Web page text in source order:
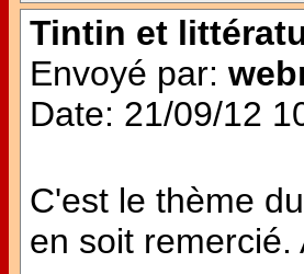
Tintin et
Envoyé par:
Date: 21/09/12
C'est le thème
en soit